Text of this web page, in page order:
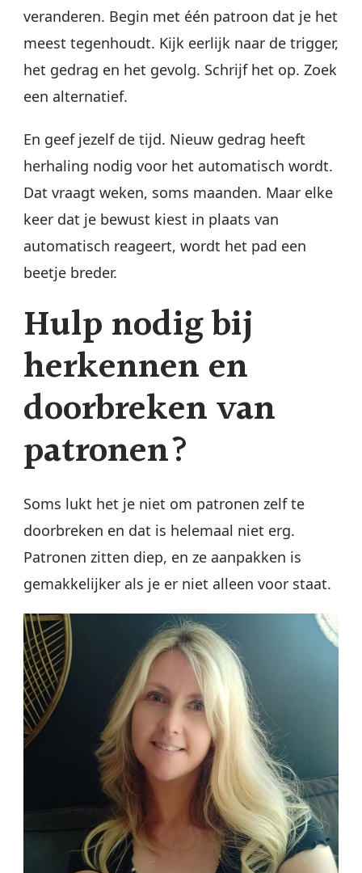
veranderen. Begin met één patroon dat je het
meest tegenhoudt. Kijk eerlijk naar de trigger,
het gedrag en het gevolg. Schrijf het op. Zoek
een alternatief.
En geef jezelf de tijd. Nieuw gedrag heeft
herhaling nodig voor het automatisch wordt.
Dat vraagt weken, soms maanden. Maar elke
keer dat je bewust kiest in plaats van
automatisch reageert, wordt het pad een
beetje breder.
Hulp nodig bij
herkennen en
doorbreken van
patronen?
Soms lukt het je niet om patronen zelf te
doorbreken en dat is helemaal niet erg.
Patronen zitten diep, en ze aanpakken is
gemakkelijker als je er niet alleen voor staat.